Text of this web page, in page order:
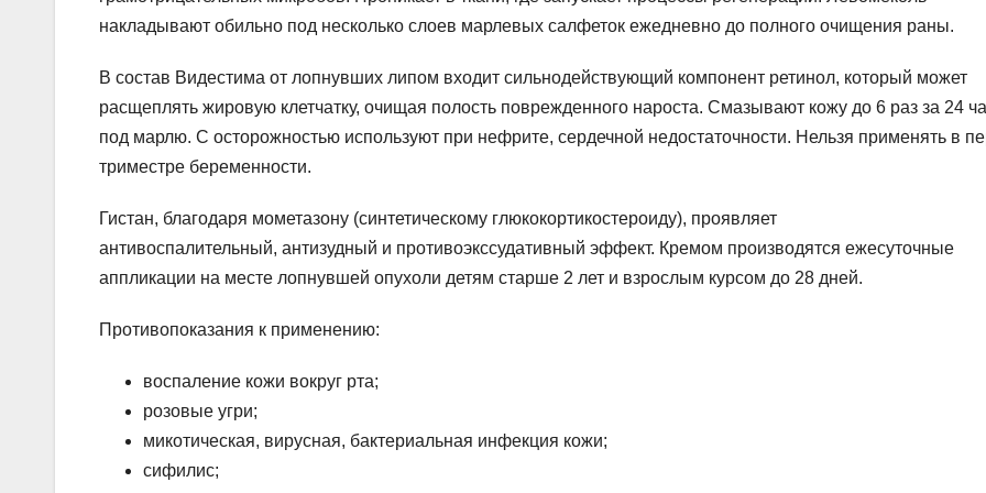
накладывают обильно под несколько слоев марлевых салфеток ежедневно до полного очищения раны.
В состав Видестима от лопнувших липом входит сильнодействующий компонент ретинол, который может
расщеплять жировую клетчатку, очищая полость поврежденного нароста. Смазывают кожу до 6 раз за 24
под марлю. С осторожностью используют при нефрите, сердечной недостаточности. Нельзя применять в
триместре беременности.
Гистан, благодаря мометазону (синтетическому глюкокортикостероиду), проявляет
антивоспалительный, антизудный и противоэкссудативный эффект. Кремом производятся ежесуточные
аппликации на месте лопнувшей опухоли детям старше 2 лет и взрослым курсом до 28 дней.
Противопоказания к применению:
воспаление кожи вокруг рта;
розовые угри;
микотическая, вирусная, бактериальная инфекция кожи;
сифилис;